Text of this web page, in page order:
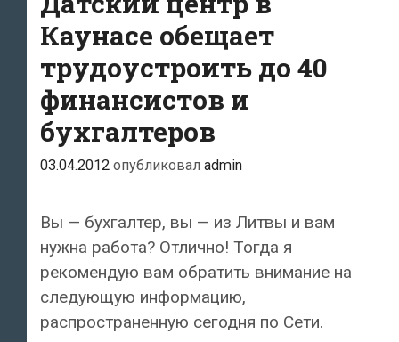
Каунасе обещает
трудоустроить до 40
финансистов и
бухгалтеров
03.04.2012 опубликовал admin
Вы — бухгалтер, вы — из Литвы и вам
нужна работа? Отлично! Тогда я
рекомендую вам обратить внимание на
следующую информацию,
распространенную сегодня по Сети.